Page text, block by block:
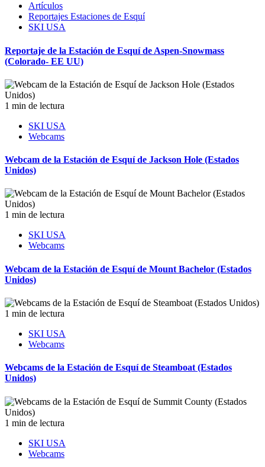
Artículos
Reportajes Estaciones de Esquí
SKI USA
Reportaje de la Estación de Esquí de Aspen-Snowmass
(Colorado- EE UU)
1 min de lectura
SKI USA
Webcams
Webcam de la Estación de Esquí de Jackson Hole (Estados
Unidos)
1 min de lectura
SKI USA
Webcams
Webcam de la Estación de Esquí de Mount Bachelor (Estados
Unidos)
1 min de lectura
SKI USA
Webcams
Webcams de la Estación de Esquí de Steamboat (Estados
Unidos)
1 min de lectura
SKI USA
Webcams